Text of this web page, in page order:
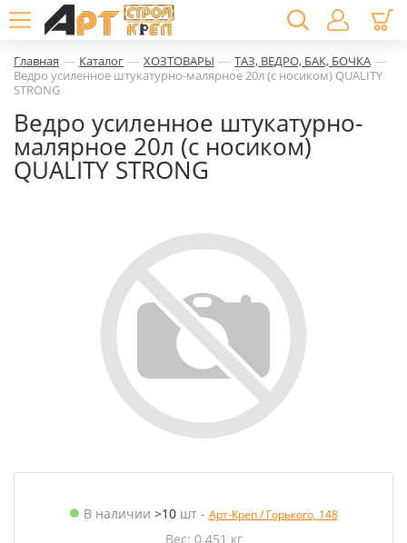
Главная — Каталог — ХОЗТОВАРЫ — ТАЗ, ВЕДРО, БАК, БОЧКА —
Ведро усиленное штукатурно-малярное 20л (с носиком) QUALITY
STRONG
Ведро усиленное штукатурно-
малярное 20л (с носиком)
QUALITY STRONG
В наличии >10шт- Арт-Креп / Горького, 148
Вес: 0.451 кг